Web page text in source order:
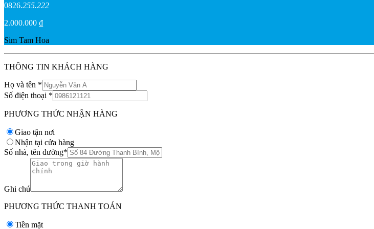
0826.255.222
2.000.000 ₫
Sim Tam Hoa
THÔNG TIN KHÁCH HÀNG
Họ và tên *
Số điện thoại *
PHƯƠNG THỨC NHẬN HÀNG
Giao tận nơi
Nhận tại cửa hàng
Số nhà, tên đường*
Ghi chú
PHƯƠNG THỨC THANH TOÁN
Tiền mặt